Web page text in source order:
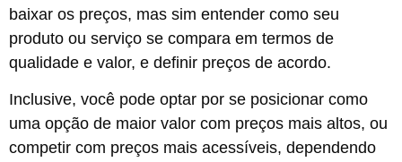
baixar os preços, mas sim entender como seu
produto ou serviço se compara em termos de
qualidade e valor, e definir preços de acordo.
Inclusive, você pode optar por se posicionar como
uma opção de maior valor com preços mais altos, ou
competir com preços mais acessíveis, dependendo